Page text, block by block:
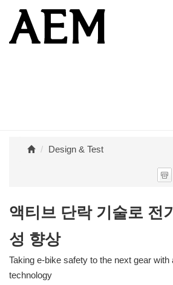
Design & Test
액티브 단락 기술로 전
성 향상
Taking e-bike safety to the next gear
technology